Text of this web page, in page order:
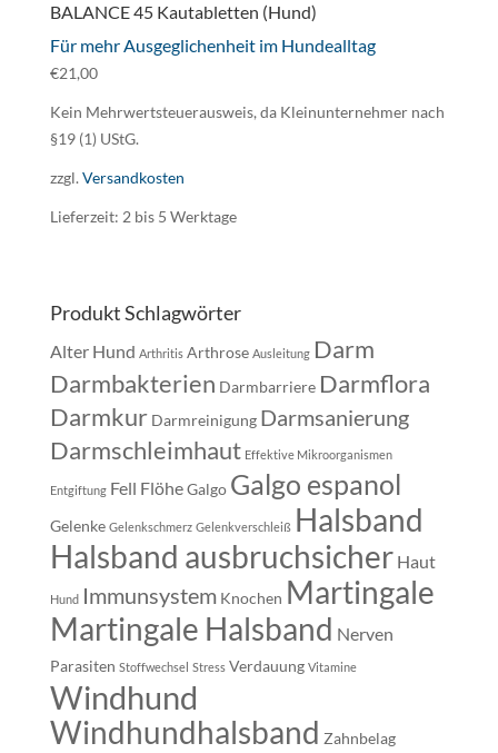
BALANCE 45 Kautabletten (Hund)
Für mehr Ausgeglichenheit im Hundealltag
€21,00
Kein Mehrwertsteuerausweis, da Kleinunternehmer nach
§19 (1) UStG.
zzgl. Versandkosten
Lieferzeit: 2 bis 5 Werktage
Produkt Schlagwörter
Alter Hund Arthritis Arthrose Ausleitung Darm
Darmbakterien Darmbarriere Darmflora
Darmkur Darmreinigung Darmsanierung
Darmschleimhaut Effektive Mikroorganismen
Entgiftung Fell FlöheGalgo Galgo espanol
Gelenke Gelenkschmerz Gelenkverschleiß Halsband
Halsband ausbruchsicher Haut
Hund Immunsystem Knochen Martingale
Martingale Halsband Nerven
Parasiten Stoffwechsel Stress Verdauung Vitamine
Windhund
Windhundhalsband Zahnbelag